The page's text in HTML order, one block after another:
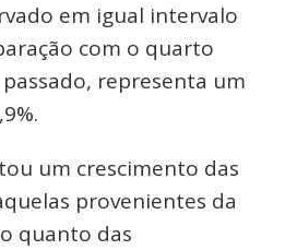
em igual intervalo
com o quarto
representa um
um crescimento das
provenientes da
quanto das